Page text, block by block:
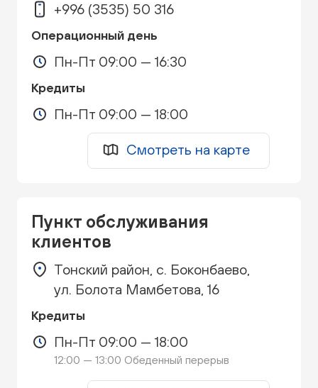
+996 (3535) 50 316
Операционный день
Пн-Пт 09:00 — 16:30
Кредиты
Пн-Пт 09:00 — 18:00
Смотреть на карте
Пункт обслуживания
клиентов
Тонский район, с. Боконбаево,
ул. Болота Мамбетова, 16
Кредиты
Пн-Пт 09:00 — 18:00
12:00 — 13:00 Обеденный перерыв